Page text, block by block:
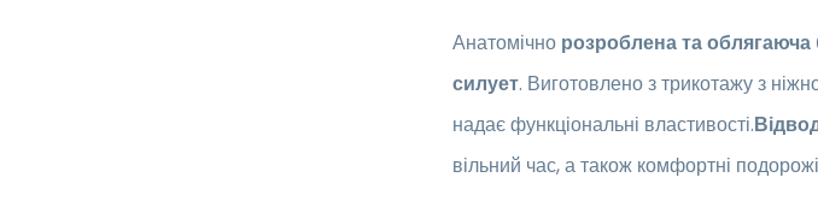
Анатомічно розроблена та облягаюча
силует. Виготовлено з трикотажу з
надає функціональні властивості.
вільний час, а також комфортні